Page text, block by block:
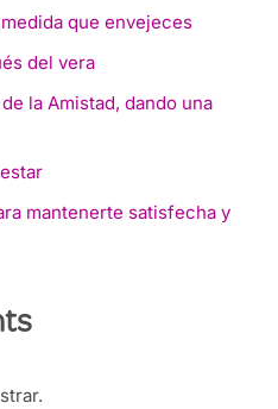
que envejeces
del vera
la Amistad, dando una
mantenerte satisfecha y